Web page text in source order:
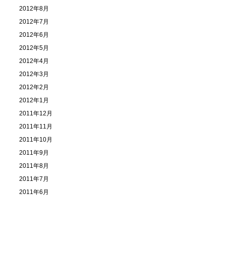
2012年8月
2012年7月
2012年6月
2012年5月
2012年4月
2012年3月
2012年2月
2012年1月
2011年12月
2011年11月
2011年10月
2011年9月
2011年8月
2011年7月
2011年6月